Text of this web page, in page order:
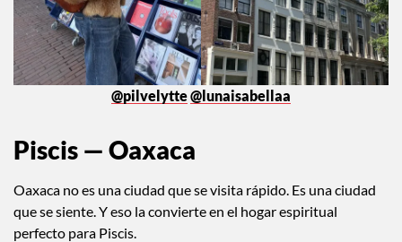
@pilvelytte@lunaisabellaa
Piscis — Oaxaca
Oaxaca no es una ciudad que se visita rápido. Es una ciudad
que se siente. Y eso la convierte en el hogar espiritual
perfecto para Piscis.